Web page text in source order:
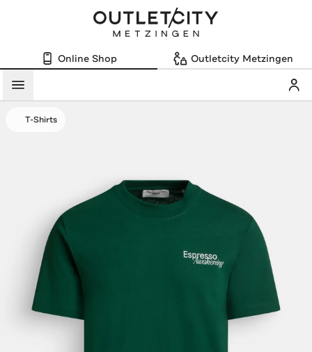
Online Shop Outletcity Metzingen
Menü
T-Shirts